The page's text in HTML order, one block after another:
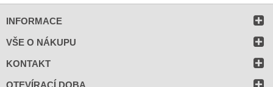
INFORMACE
VŠE O NÁKUPU
KONTAKT
OTEVÍRACÍ DOBA